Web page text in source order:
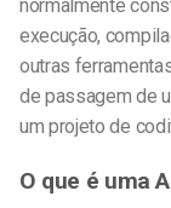
normalmente
execução,
outras
de passagem de
um projeto de
O que é uma